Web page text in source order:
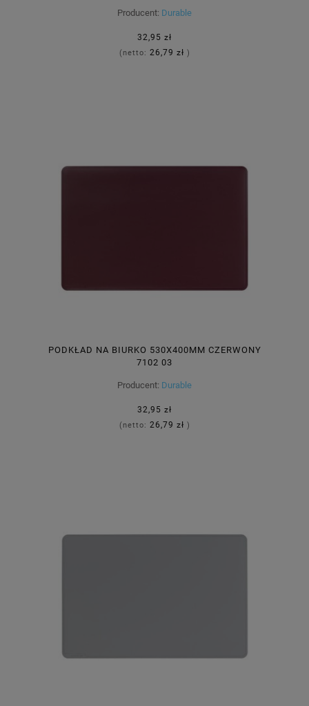
Producent: Durable
32,95 zł
(netto: 26,79 zł )
PODKŁAD NA BIURKO 530X400MM CZERWONY
7102 03
Producent: Durable
32,95 zł
(netto: 26,79 zł )